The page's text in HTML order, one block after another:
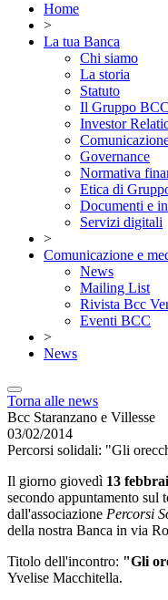
Home
>
La tua Banca
Chi siamo
La storia
Statuto
Il Gruppo
Investor
Governance
Normativa
Etica di
Documenti e
Servizi digitali
>
Comunicazione e
News
Mailing List
Rivista Bcc
Eventi BCC
>
News
Torna alle news
Bcc Staranzano e Villesse
03/02/2014
Percorsi solidali: "Gli
Il giorno giovedì 13
secondo appuntamento
dall'associazione Percorsi
della nostra Banca in via
Titolo dell'incontro: "Gli
Yvelise Macchitella.